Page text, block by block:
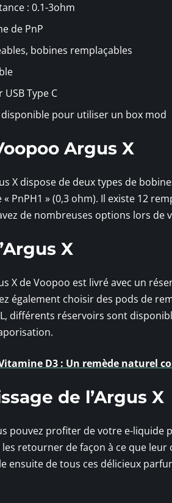
: 0.1-3ohm
de PnP
bobines remplaçables
Type C
pour utiliser un box mod
Argus X
X dispose de deux types de
PnPH1 » (0,3 ohm). Il existe 12
de nombreuses options lors de
X
X de Voopoo est livré avec un
également choisir des pods de
différents réservoirs sont
D3 : Un remède naturel
de l’Argus X
pouvez profiter de votre e-
retourner de façon à ce que
ensuite de tous ces délicieux